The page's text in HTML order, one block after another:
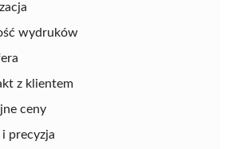
wydruków
z klientem
ceny
i precyzja